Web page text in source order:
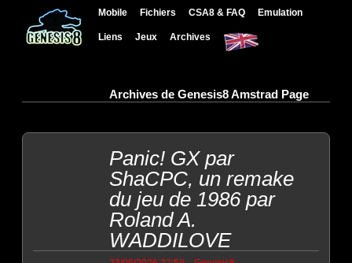
Mobile Fichiers CSA8 & FAQ Emulation
Liens Jeux Archives
Archives de Genesis8 Amstrad Page
Panic! GX par
ShaCPC, un remake
du jeu de 1986 par
Roland A.
WADDILOVE